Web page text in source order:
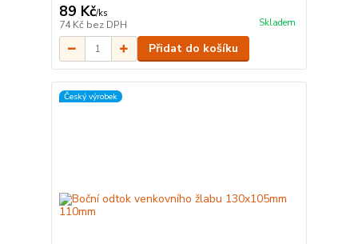
89 Kč/ks
74 Kč bez DPH Skladem
Přidat do košíku
Český výrobek